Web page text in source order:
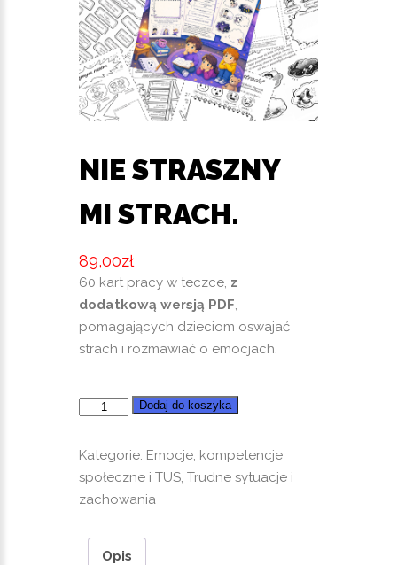
NIE STRASZNY
MI STRACH.
89,00zł
60 kart pracy w teczce, z
dodatkową wersją PDF,
pomagających dzieciom oswajać
strach i rozmawiać o emocjach.
ilość
straszny
mi
strach.
Dodaj do koszyka
Kategorie: Emocje, kompetencje
społeczne i TUS, Trudne sytuacje i
zachowania
Opis